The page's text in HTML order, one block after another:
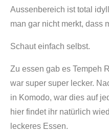
Aussenbereich ist total
man gar nicht merkt, dass
Schaut einfach selbst.
Zu essen gab es Tempeh
war super super lecker.
in Komodo, war dies auf
hier findet ihr natürlich
leckeres Essen.